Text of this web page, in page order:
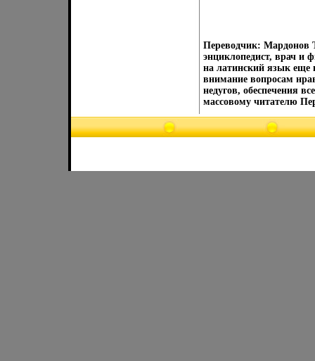
Переводчик: Мардонов
энциклопедист, врач и
на латинский язык еще
внимание вопросам
недугов, обеспечения
массовому читателю